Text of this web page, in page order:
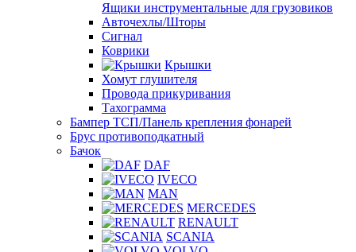
Ящики инструментальные для грузовиков
Авточехлы/Шторы
Сигнал
Коврики
Крышки
Хомут глушителя
Провода прикуривания
Тахограмма
Бампер ТСП/Панель крепления фонарей
Брус противоподкатный
Бачок
DAF
IVECO
MAN
MERCEDES
RENAULT
SCANIA